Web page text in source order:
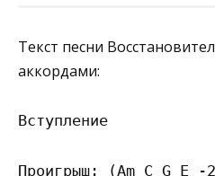
Текст песни
аккордами:
Вступление
Проигрыш: (Am C G E -